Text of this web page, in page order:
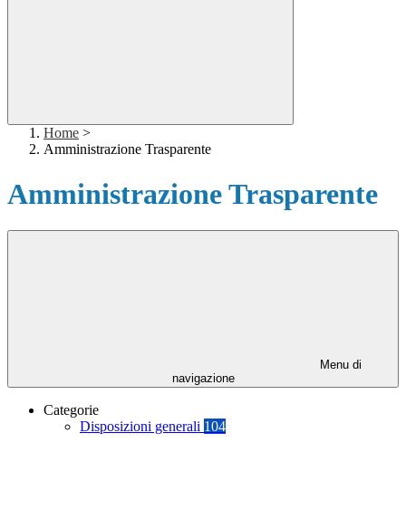
Home >
Amministrazione Trasparente
Amministrazione Trasparente
Menu di
navigazione
Categorie
Disposizioni generali 104